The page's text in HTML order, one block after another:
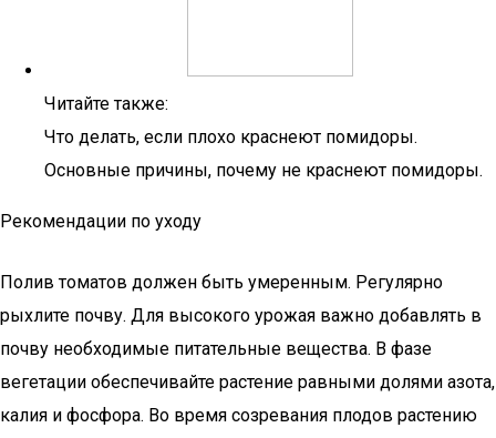
Читайте также:
Что делать, если плохо краснеют помидоры.
Основные причины, почему не краснеют помидоры.
Рекомендации по уходу
Полив томатов должен быть умеренным. Регулярно
рыхлите почву. Для высокого урожая важно добавлять в
почву необходимые питательные вещества. В фазе
вегетации обеспечивайте растение равными долями азота,
калия и фосфора. Во время созревания плодов растению